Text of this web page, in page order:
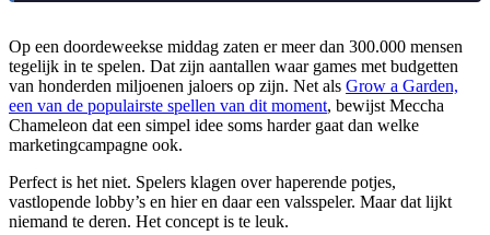
Op een doordeweekse middag zaten er meer dan 300.000 mensen
tegelijk in te spelen. Dat zijn aantallen waar games met budgetten
van honderden miljoenen jaloers op zijn. Net als Grow a Garden,
een van de populairste spellen van dit moment, bewijst Meccha
Chameleon dat een simpel idee soms harder gaat dan welke
marketingcampagne ook.
Perfect is het niet. Spelers klagen over haperende potjes,
vastlopende lobby’s en hier en daar een valsspeler. Maar dat lijkt
niemand te deren. Het concept is te leuk.